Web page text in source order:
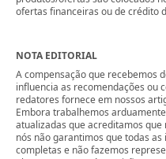
ofertas financeiras ou de crédito
NOTA EDITORIAL
A compensação que recebemos
influencia as recomendações ou
redatores fornece em nossos
Embora trabalhemos
atualizadas que acreditamos
nós não garantimos que todas
completas e não fazemos